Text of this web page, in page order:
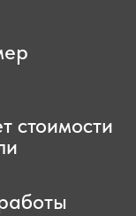
стоимости